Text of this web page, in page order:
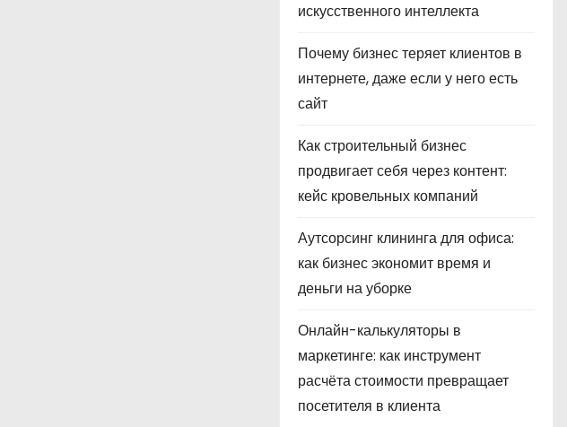
искусственного интеллекта
Почему бизнес теряет клиентов в
интернете, даже если у него есть
сайт
Как строительный бизнес
продвигает себя через контент:
кейс кровельных компаний
Аутсорсинг клининга для офиса:
как бизнес экономит время и
деньги на уборке
Онлайн-калькуляторы в
маркетинге: как инструмент
расчёта стоимости превращает
посетителя в клиента